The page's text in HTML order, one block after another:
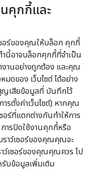
คุกกี้และ
อร์ของคุณให้บล็อก คุกกี้
ำนี้อาจบล็อกคุกกี้ที่จำเป็น
งานอย่างถูกต้อง และคุณ
ดของ เว็บไซต์ ได้อย่าง
เสียข้อมูลที่ บันทึกไว้
ารตั้งค่าเว็บไซต์) หากคุณ
ร์ที่แตกต่างกันทำให้การ
ารปิดใช้งานคุกกี้หรือ
าว์เซอร์ของคุณคุณจะ
ว์เซอร์ของคุณคุณควร ไป
รับข้อมูลเพิ่มเติม